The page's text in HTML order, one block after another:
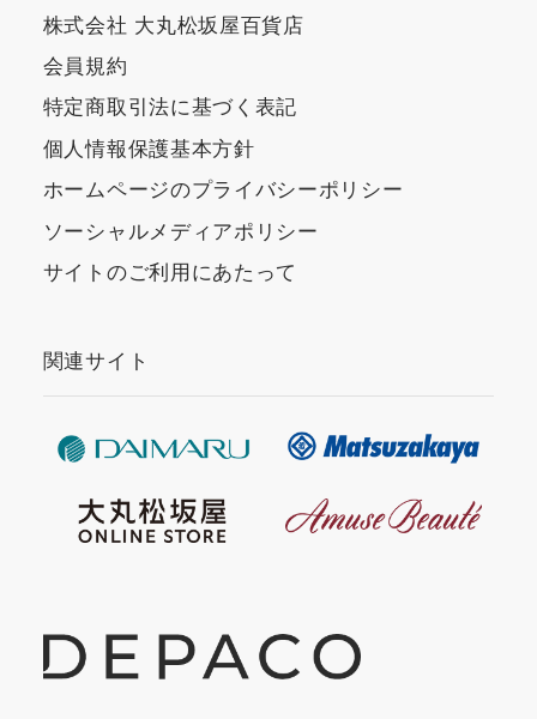
株式会社 大丸松坂屋百貨店
会員規約
特定商取引法に基づく表記
個人情報保護基本方針
ホームページのプライバシーポリシー
ソーシャルメディアポリシー
サイトのご利用にあたって
関連サイト